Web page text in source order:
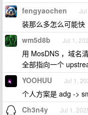
fengyaochen
装那么多怎么可能快
wm5d8b Jul 1,
用 MosDNS ，域名
全部指向一个
YOOHUU Jul 1,
个人方案是 adg ->
Ch3n4y Jul 1,